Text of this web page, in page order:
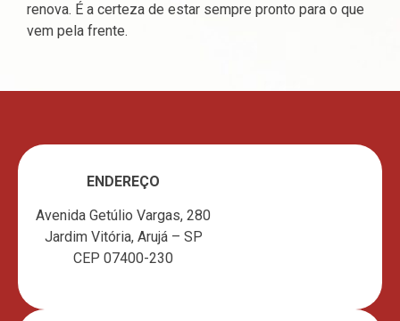
renova. É a certeza de estar sempre pronto para o que
vem pela frente.
ENDEREÇO
Avenida Getúlio Vargas, 280
Jardim Vitória, Arujá – SP
CEP 07400-230